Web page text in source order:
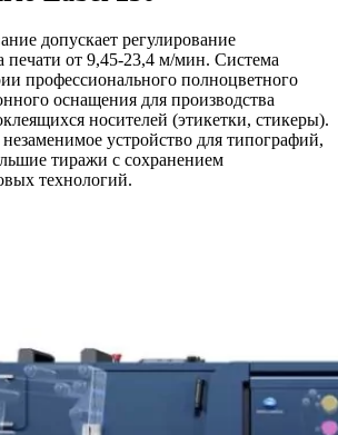
допускает регулирование
печати от 9,45-23,4 м/мин. Система
профессионального полноцветного
оснащения для производства
носителей (этикетки, стикеры).
устройство для типографий,
тиражи с сохранением
технологий.